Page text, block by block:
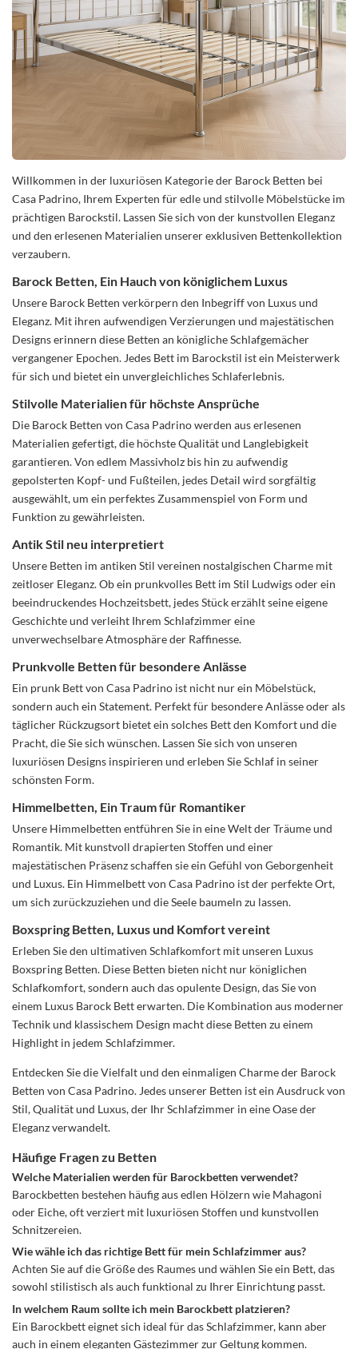
Willkommen in der luxuriösen Kategorie der Barock Betten bei
Casa Padrino, Ihrem Experten für edle und stilvolle Möbelstücke im
prächtigen Barockstil. Lassen Sie sich von der kunstvollen Eleganz
und den erlesenen Materialien unserer exklusiven Bettenkollektion
verzaubern.
Barock Betten, Ein Hauch von königlichem Luxus
Unsere Barock Betten verkörpern den Inbegriff von Luxus und
Eleganz. Mit ihren aufwendigen Verzierungen und majestätischen
Designs erinnern diese Betten an königliche Schlafgemächer
vergangener Epochen. Jedes Bett im Barockstil ist ein Meisterwerk
für sich und bietet ein unvergleichliches Schlaferlebnis.
Stilvolle Materialien für höchste Ansprüche
Die Barock Betten von Casa Padrino werden aus erlesenen
Materialien gefertigt, die höchste Qualität und Langlebigkeit
garantieren. Von edlem Massivholz bis hin zu aufwendig
gepolsterten Kopf- und Fußteilen, jedes Detail wird sorgfältig
ausgewählt, um ein perfektes Zusammenspiel von Form und
Funktion zu gewährleisten.
Antik Stil neu interpretiert
Unsere Betten im antiken Stil vereinen nostalgischen Charme mit
zeitloser Eleganz. Ob ein prunkvolles Bett im Stil Ludwigs oder ein
beeindruckendes Hochzeitsbett, jedes Stück erzählt seine eigene
Geschichte und verleiht Ihrem Schlafzimmer eine
unverwechselbare Atmosphäre der Raffinesse.
Prunkvolle Betten für besondere Anlässe
Ein prunk Bett von Casa Padrino ist nicht nur ein Möbelstück,
sondern auch ein Statement. Perfekt für besondere Anlässe oder als
täglicher Rückzugsort bietet ein solches Bett den Komfort und die
Pracht, die Sie sich wünschen. Lassen Sie sich von unseren
luxuriösen Designs inspirieren und erleben Sie Schlaf in seiner
schönsten Form.
Himmelbetten, Ein Traum für Romantiker
Unsere Himmelbetten entführen Sie in eine Welt der Träume und
Romantik. Mit kunstvoll drapierten Stoffen und einer
majestätischen Präsenz schaffen sie ein Gefühl von Geborgenheit
und Luxus. Ein Himmelbett von Casa Padrino ist der perfekte Ort,
um sich zurückzuziehen und die Seele baumeln zu lassen.
Boxspring Betten, Luxus und Komfort vereint
Erleben Sie den ultimativen Schlafkomfort mit unseren Luxus
Boxspring Betten. Diese Betten bieten nicht nur königlichen
Schlafkomfort, sondern auch das opulente Design, das Sie von
einem Luxus Barock Bett erwarten. Die Kombination aus moderner
Technik und klassischem Design macht diese Betten zu einem
Highlight in jedem Schlafzimmer.
Entdecken Sie die Vielfalt und den einmaligen Charme der Barock
Betten von Casa Padrino. Jedes unserer Betten ist ein Ausdruck von
Stil, Qualität und Luxus, der Ihr Schlafzimmer in eine Oase der
Eleganz verwandelt.
Häufige Fragen zu Betten
Welche Materialien werden für Barockbetten verwendet?
Barockbetten bestehen häufig aus edlen Hölzern wie Mahagoni
oder Eiche, oft verziert mit luxuriösen Stoffen und kunstvollen
Schnitzereien.
Wie wähle ich das richtige Bett für mein Schlafzimmer aus?
Achten Sie auf die Größe des Raumes und wählen Sie ein Bett, das
sowohl stilistisch als auch funktional zu Ihrer Einrichtung passt.
In welchem Raum sollte ich mein Barockbett platzieren?
Ein Barockbett eignet sich ideal für das Schlafzimmer, kann aber
auch in einem eleganten Gästezimmer zur Geltung kommen.